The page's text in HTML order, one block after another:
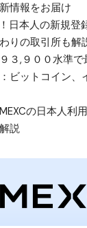
情報をお届け
日本人の新規登
りの取引所も解
３,９００水準
ビットコイン、
の日本人利
説